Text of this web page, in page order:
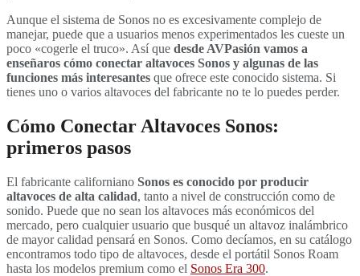
Aunque el sistema de Sonos no es excesivamente complejo de
manejar, puede que a usuarios menos experimentados les cueste un
poco «cogerle el truco». Así que desde AVPasión vamos a
enseñaros cómo conectar altavoces Sonos y algunas de las
funciones más interesantes que ofrece este conocido sistema. Si
tienes uno o varios altavoces del fabricante no te lo puedes perder.
Cómo Conectar Altavoces Sonos:
primeros pasos
El fabricante californiano Sonos es conocido por producir
altavoces de alta calidad, tanto a nivel de construcción como de
sonido. Puede que no sean los altavoces más económicos del
mercado, pero cualquier usuario que busqué un altavoz inalámbrico
de mayor calidad pensará en Sonos. Como decíamos, en su catálogo
encontramos todo tipo de altavoces, desde el portátil Sonos Roam
hasta los modelos premium como el Sonos Era 300.